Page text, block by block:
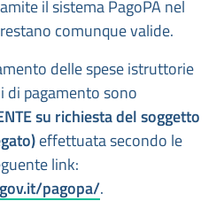
il sistema PagoPA nel
comunque valide.
delle spese istruttorie
di pagamento sono
su richiesta del soggetto
effettuata secondo le
link:
pagopa/.